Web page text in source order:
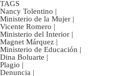
TAGS
Nancy Tolentino |
Ministerio de la Mujer |
Vicente Romero |
Ministerio del Interior |
Magnet Márquez |
Ministerio de Educación |
Dina Boluarte |
Plagio |
Denuncia |